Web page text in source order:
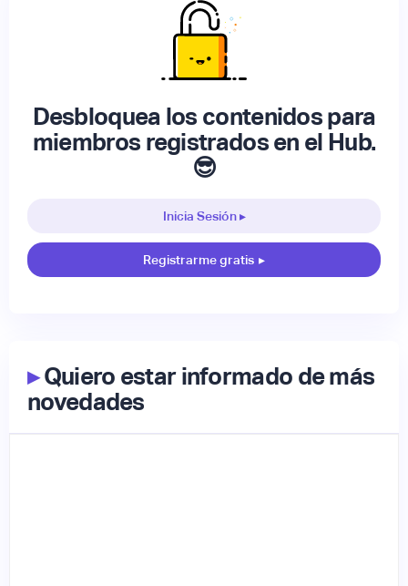
Desbloquea los contenidos para
miembros registrados en el Hub.
😎
Inicia Sesión ▸
Registrarme gratis ▸
▸Quiero estar informado de más
novedades